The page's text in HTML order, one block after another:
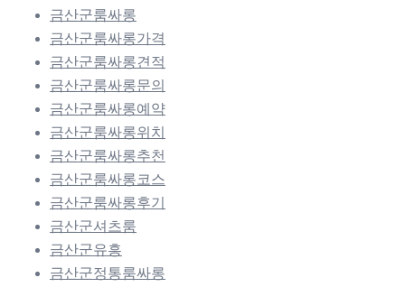
금산군룸싸롱
금산군룸싸롱가격
금산군룸싸롱견적
금산군룸싸롱문의
금산군룸싸롱예약
금산군룸싸롱위치
금산군룸싸롱추천
금산군룸싸롱코스
금산군룸싸롱후기
금산군셔츠룸
금산군유흥
금산군정통룸싸롱